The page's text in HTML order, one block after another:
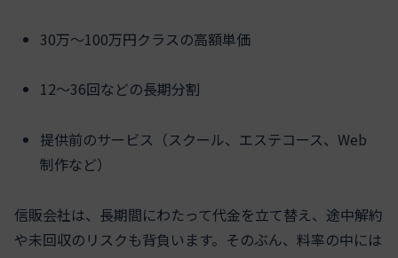
30万〜100万円クラスの高額単価
12〜36回などの長期分割
提供前のサービス（スクール、エステコース、Web
制作など）
信販会社は、長期間にわたって代金を立て替え、途中解約
や未回収のリスクも背負います。そのぶん、料率の中には